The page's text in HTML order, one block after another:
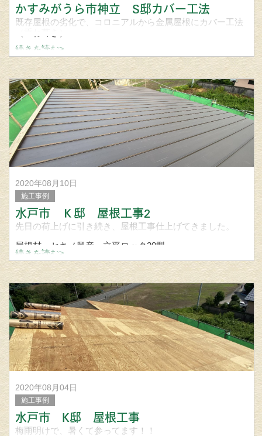
かすみがうら市神立 S邸カバー工法
既存屋根の劣化で、コロニアルから金属屋根にカバー工法
2004年以前、屋根のスレート材料には、がんの原因になり
やすいアスベスト(石綿)が使用されていました。
現在では製造・販売・使用共に中止になってい
続きを読む>
2020年08月10日
施工事例
水戸市 Ｋ邸 屋根工事2
先日の荷上げに引き続き、屋根工事仕上げてきました。
屋根材 セキノ興産 立平ロック20型
屋根 外壁 雨樋工事の事なら笠間市の宮城建築板金まで問い
合わせください。
続きを読む>
2020年08月04日
施工事例
水戸市 K邸 屋根工事
梅雨明けで、暑くて参ってます！！